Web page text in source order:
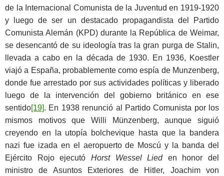
de la Internacional Comunista de la Juventud en 1919-1920
y luego de ser un destacado propagandista del Partido
Comunista Alemán (KPD) durante la República de Weimar,
se desencantó de su ideología tras la gran purga de Stalin,
llevada a cabo en la década de 1930. En 1936, Koestler
viajó a España, probablemente como espía de Munzenberg,
donde fue arrestado por sus actividades políticas y liberado
luego de la intervención del gobierno británico en ese
sentido[19]. En 1938 renunció al Partido Comunista por los
mismos motivos que Willi Münzenberg, aunque siguió
creyendo en la utopía bolchevique hasta que la bandera
nazi fue izada en el aeropuerto de Moscú y la banda del
Ejército Rojo ejecutó Horst Wessel Lieden honor del
ministro de Asuntos Exteriores de Hitler, Joachim von